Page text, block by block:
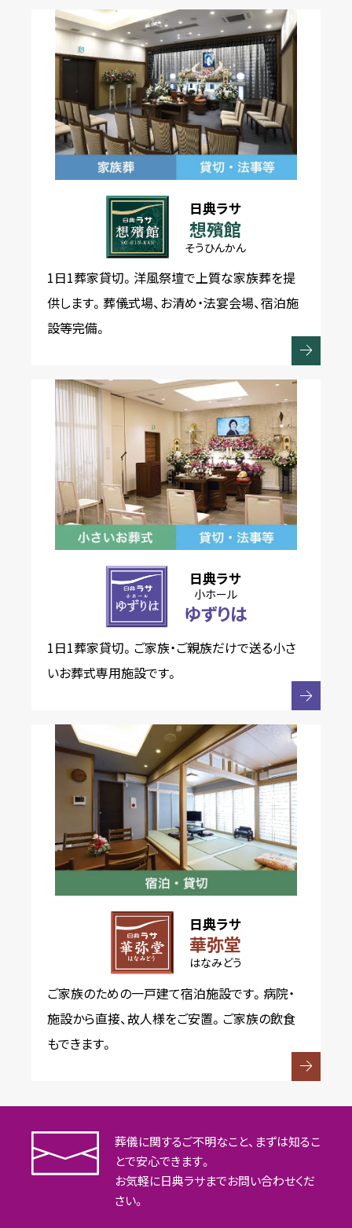
日典ラサ
想殯館
そうひんかん
1日1葬家貸切。洋風祭壇で上質な家族葬を提
供します。葬儀式場、お清め・法宴会場、宿泊施
設等完備。
日典ラサ
小ホール
ゆずりは
1日1葬家貸切。ご家族・ご親族だけで送る小さ
いお葬式専用施設です。
日典ラサ
華弥堂
はなみどう
ご家族のための一戸建て宿泊施設です。病院・
施設から直接、故人様をご安置。ご家族の飲食
もできます。
葬儀に関するご不明なこと、まずは知るこ
とで安心できます。
お気軽に日典ラサまでお問い合わせくだ
さい。